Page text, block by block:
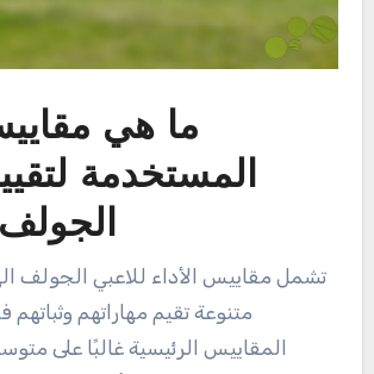
ما هي
المستخدمة
الجولف
تشمل مقاييس الأداء للاعبي الجولف
متنوعة تقيم مهاراتهم وثباتهم
المقاييس الرئيسية غالبًا على